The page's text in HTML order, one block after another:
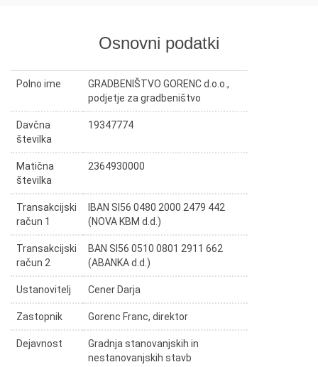
Osnovni podatki
Polno ime
GRADBENIŠTVO GORENC d.o.o.,
podjetje za gradbeništvo
Davčna
številka
19347774
Matična
številka
2364930000
Transakcijski
račun 1
IBAN SI56 0480 2000 2479 442
(NOVA KBM d.d.)
Transakcijski
račun 2
BAN SI56 0510 0801 2911 662
(ABANKA d.d.)
Ustanovitelj Cener Darja
Zastopnik Gorenc Franc, direktor
Dejavnost
Gradnja stanovanjskih in
nestanovanjskih stavb